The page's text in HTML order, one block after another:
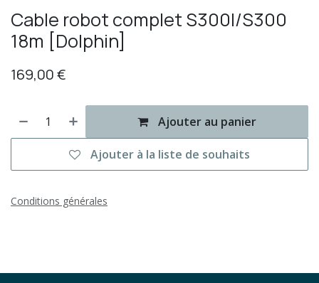
Cable robot complet S300I/S300
18m [Dolphin]
169,00€
Ajouter au panier
Ajouter à la liste de souhaits
Conditions générales